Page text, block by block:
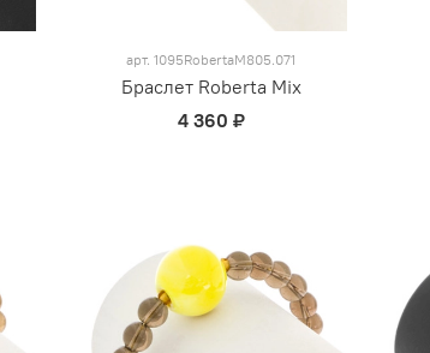
арт.1095RobertaM805.071
Браслет Roberta Mix
4 360 ₽